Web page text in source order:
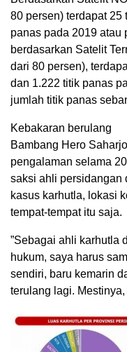
80 persen) terdapat
panas pada 2019 atau
berdasarkan Satelit
dari 80 persen),
dan 1.222 titik panas
jumlah titik panas
Kebakaran berulang
Bambang Hero
pengalaman selama
saksi ahli persidangan
kasus karhutla, lokasi
tempat-tempat itu saja.
”Sebagai ahli karhutla
hukum, saya harus
sendiri, baru kemarin
terulang lagi.